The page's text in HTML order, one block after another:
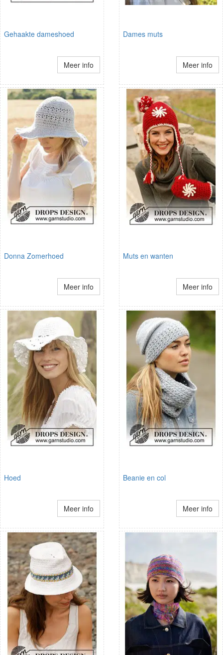
Gehaakte dameshoed
Meer info
Dames muts
Meer info
Donna Zomerhoed
Meer info
Muts en wanten
Meer info
Hoed
Meer info
Beanie en col
Meer info